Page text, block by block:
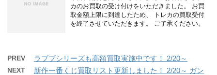
カのお買取の受け付けをいただきました。 お買
取金額上限に到達したため、 トレカの買取受付
を終了させていただきます。 ご了承ください。
PREV ラブブシリーズも高額買取実施中です！ 2/20～
NEXT
新作一番くじ買取リスト更新しました！ 2/20～ ガン